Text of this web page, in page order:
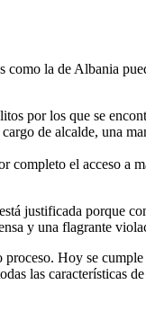
la de Albania
por los que se
de alcalde, una
el acceso a
justificada porque
y una flagrante
Hoy se
las características